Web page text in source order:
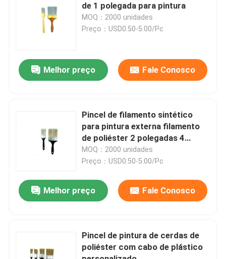
Quem Somos
Fábrica
Fale Conosco
Todos os casos
Pincel de Filamento Sintético
de 1 polegada para pintura
MOQ：2000 unidades
Preço：USD0.50-5.00/Pc
Melhor preço Fale Conosco
Pincel de filamento sintético
para pintura externa filamento
de poliéster 2 polegadas 4
polegadas
MOQ：2000 unidades
Preço：USD0.50-5.00/Pc
Melhor preço Fale Conosco
Pincel de pintura de cerdas de
poliéster com cabo de plástico